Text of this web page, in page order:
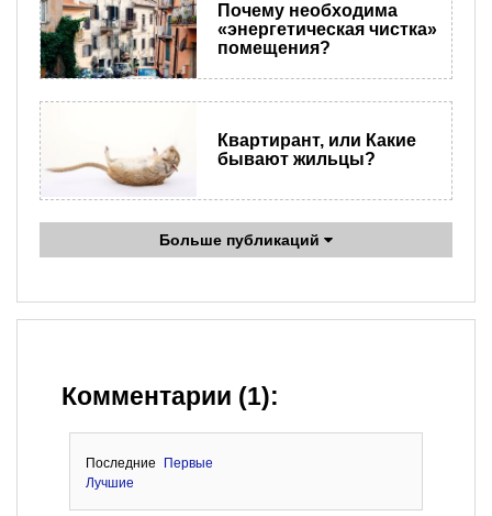
Почему необходима
«энергетическая чистка»
помещения?
Квартирант, или Какие
бывают жильцы?
Больше публикаций
Комментарии (1):
Последние
Первые
Лучшие